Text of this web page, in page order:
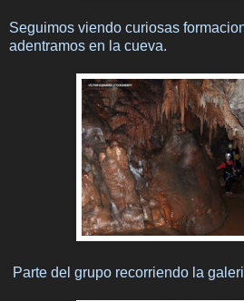
Seguimos viendo curiosas
adentramos en la cueva.
Parte del grupo recorriendo la